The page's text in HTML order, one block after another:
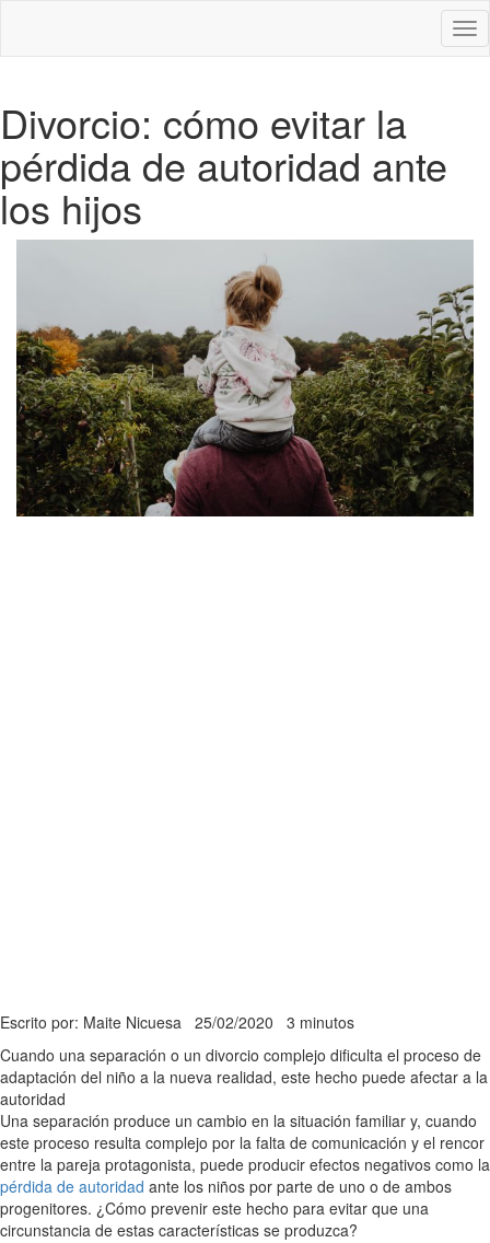
Divorcio: cómo evitar la
pérdida de autoridad ante
los hijos
Escrito por: Maite Nicuesa 25/02/2020 3 minutos
Cuando una separación o un divorcio complejo dificulta el proceso de
adaptación del niño a la nueva realidad, este hecho puede afectar a la
autoridad
Una separación produce un cambio en la situación familiar y, cuando
este proceso resulta complejo por la falta de comunicación y el rencor
entre la pareja protagonista, puede producir efectos negativos como la
pérdida de autoridad ante los niños por parte de uno o de ambos
progenitores. ¿Cómo prevenir este hecho para evitar que una
circunstancia de estas características se produzca?